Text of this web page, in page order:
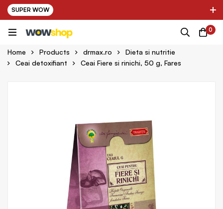
SUPER WOW
✌ Nou! Ultimii parteneri adaugati in platforma:
Farma ✌
0
Home Products drmax.ro
Dieta si nutritie
Ceai detoxifiant
Ceai Fiere si rinichi, 50 g, Fares